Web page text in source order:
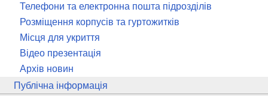
Телефони та електронна пошта підрозділів
Розміщення корпусів та гуртожитків
Місця для укриття
Відео презентація
Архів новин
Публічна інформація